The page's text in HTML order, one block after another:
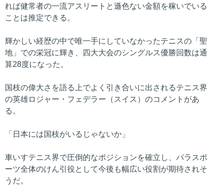
れば健常者の一流アスリートと遜色ない金額を稼いでいる
ことは推定できる。
輝かしい経歴の中で唯一手にしていなかったテニスの「聖
地」での栄冠に輝き、四大大会のシングルス優勝回数は通
算28度になった。
国枝の偉大さを語る上でよく引き合いに出されるテニス界
の英雄ロジャー・フェデラー（スイス）のコメントがあ
る。
「日本には国枝がいるじゃないか」
車いすテニス界で圧倒的なポジションを確立し、パラスポ
ーツ全体のけん引役として今後も幅広い役割が期待されそ
うだ。